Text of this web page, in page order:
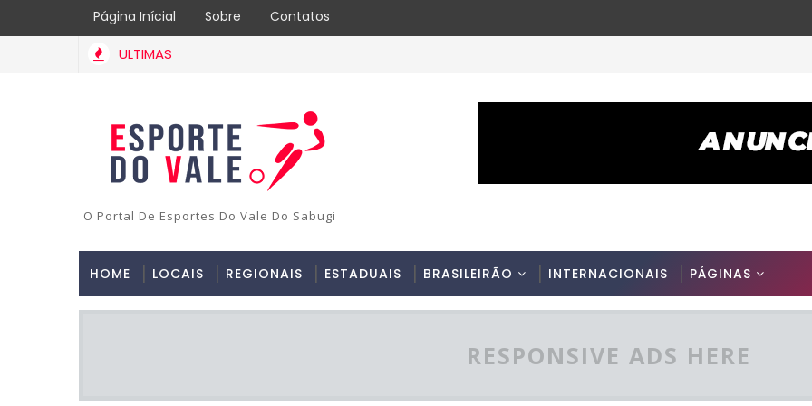
Página Inícial Sobre Contatos
ULTIMAS
O Portal De Esportes Do Vale Do Sabugi
HOME LOCAIS REGIONAIS ESTADUAIS BRASILEIRÃO INTERNACIONAIS PÁGINAS
RESPONSIVE ADS HERE